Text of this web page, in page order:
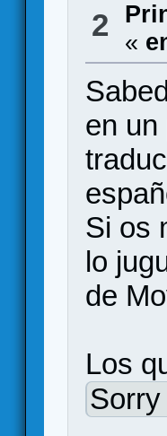
2
«
en un
Si os
lo
de
Los